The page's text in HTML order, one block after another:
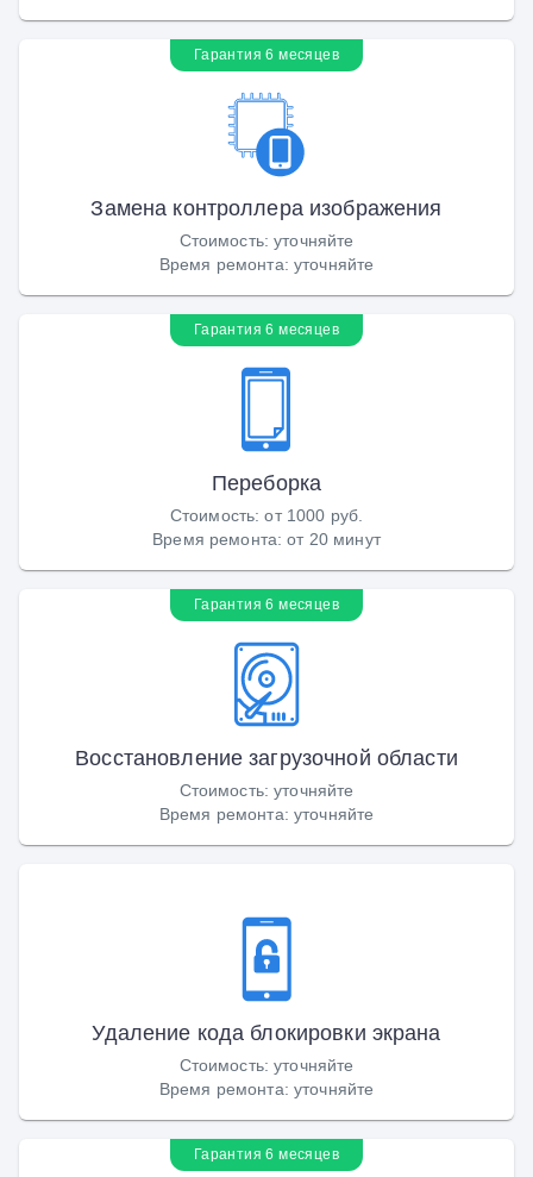
Гарантия 6 месяцев
Замена контроллера изображения
Стоимость:уточняйте
Время ремонта: уточняйте
Гарантия 6 месяцев
Переборка
Стоимость:от 1000 руб.
Время ремонта:от 20 минут
Гарантия 6 месяцев
Восстановление загрузочной области
Стоимость:уточняйте
Время ремонта: уточняйте
Удаление кода блокировки экрана
Стоимость:уточняйте
Время ремонта: уточняйте
Гарантия 6 месяцев